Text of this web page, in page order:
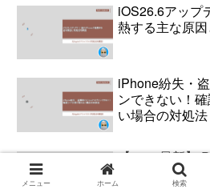
iOS26.6アップ
熱する主な原
iPhone紛失・
ンできない！
い場合の対処法
【2026最新】
新色カラー・
けに徹底解説
メニュー ホーム 検索